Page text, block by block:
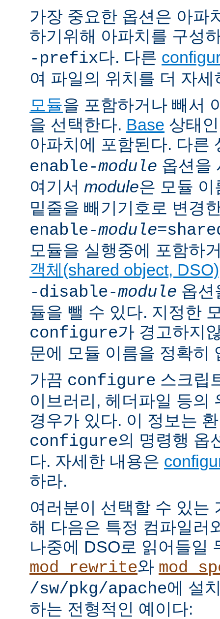
가장 중요한 옵션은 아파
하기위해 아파치를 구성
-prefix다. 다른
여 파일의 위치를 더 자
모듈을 포함하거나 빼서
을 선택한다. Base 상태
아파치에 포함된다. 다른
enable-module 옵션을
여기서 module은 모듈
밑줄을 빼기기호로 변경
enable-module
모듈을 실행중에 포함하
객체(shared object, DSO)
-disable-module 옵션
듈을 뺄 수 있다. 지정한
configure가 경고하지
문에 모듈 이름을 정확히
가끔 configure 스크립
이브러리, 헤더파일 등의
경우가 있다. 이 정보는
configure의 명령행 옵
다. 자세한 내용은
하라.
여러분이 선택할 수 있는
해 다음은 특정 컴파일러
나중에 DSO로 읽어들일
mod_rewrite와
/sw/pkg/apache에 설
하는 전형적인 예이다: